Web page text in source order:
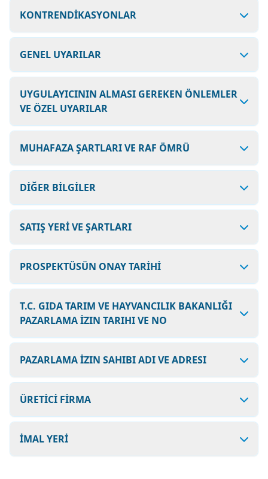
KONTRENDİKASYONLAR
GENEL UYARILAR
UYGULAYICININ ALMASI GEREKEN ÖNLEMLER
VE ÖZEL UYARILAR
MUHAFAZA ŞARTLARI VE RAF ÖMRÜ
DİĞER BİLGİLER
SATIŞ YERİ VE ŞARTLARI
PROSPEKTÜSÜN ONAY TARİHİ
T.C. GIDA TARIM VE HAYVANCILIK BAKANLIĞI
PAZARLAMA İZIN TARIHI VE NO
PAZARLAMA İZIN SAHIBI ADI VE ADRESI
ÜRETİCİ FİRMA
İMAL YERİ